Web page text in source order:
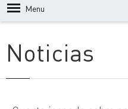
Menu
Noticias